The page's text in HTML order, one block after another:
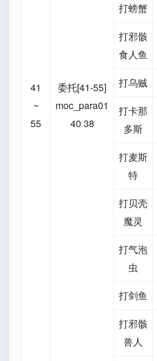
41
~
55
委托[41-55]
moc_para01
40 38
打螃蟹
打邪骸
食人鱼
打乌贼
打卡那
多斯
打麦斯
特
打贝壳
魔灵
打气泡
虫
打剑鱼
打邪骸
兽人